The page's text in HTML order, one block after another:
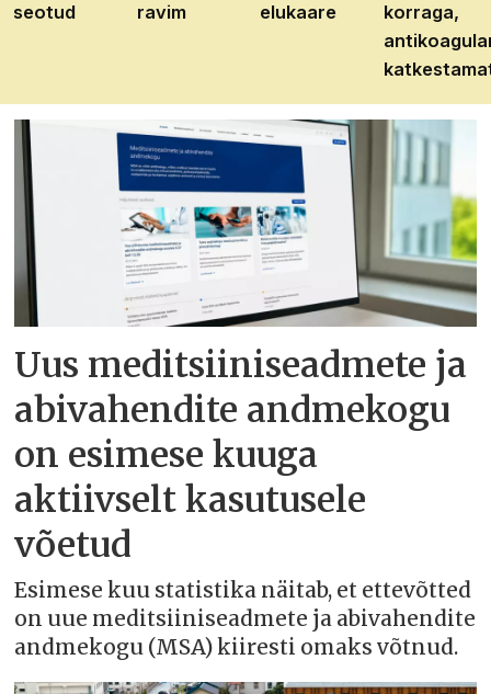
seotud ravim elukaare
korraga,
Uus meditsiiniseadmete ja
abivahendite andmekogu
on esimese kuuga
aktiivselt kasutusele
võetud
Esimese kuu statistika näitab, et ettevõtted
on uue meditsiiniseadmete ja abivahendite
andmekogu (MSA) kiiresti omaks võtnud.